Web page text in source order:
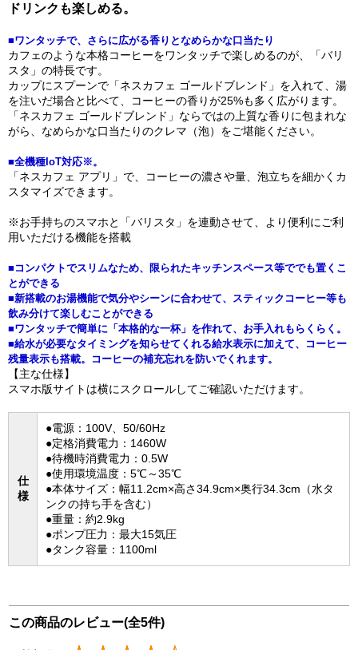
ドリンクも楽しめる。
■ワンタッチで、さらに広がる香りとなめらかな口当たり
カフェのような本格コーヒーをワンタッチで楽しめるのが、「バリ
スタ」の特長です。
カップにスプーンで「ネスカフェ ゴールドブレンド」を入れて、湯
を注いだ場合と比べて、コーヒーの香りが25%も多く広がります。
「ネスカフェ ゴールドブレンド」ならではの上質な香りに包まれな
がら、なめらかな口当たりのクレマ（泡）をご堪能ください。
■全機種IoT対応※。
「ネスカフェ アプリ」で、コーヒーの濃さや量、泡立ちを細かくカ
スタマイズできます。
※お手持ちのスマホと「バリスタ」を連動させて、より便利にご利
用いただける機能を搭載
■コンパクトでスリムなため、限られたキッチンスペース等ででも置くこ
とができる
■新搭載のお湯機能で気分やシーンに合わせて、スティックコーヒー等も
飲み分けて楽しむことができる
■ワンタッチで簡単に「本格的な一杯」を作れて、お手入れもらくらく。
■給水が必要なタイミングを知らせてくれる給水表示に加えて、コーヒー
残量表示も搭載。コーヒーの補充忘れを防いでくれます。
【主な仕様】
スマホ版サイトは横にスクロールしてご確認いただけます。
仕
様
●電源：100V、50/60Hz
●定格消費電力：1460W
●待機時消費電力：0.5W
●使用環境温度：5℃～35℃
●本体サイズ：幅11.2cm×高さ34.9cm×奥行34.3cm（水タ
ンクの持ち手を含む）
●重量：約2.9kg
●ポンプ圧力：最大15気圧
●タンク容量：1100ml
この商品のレビュー(全5件)